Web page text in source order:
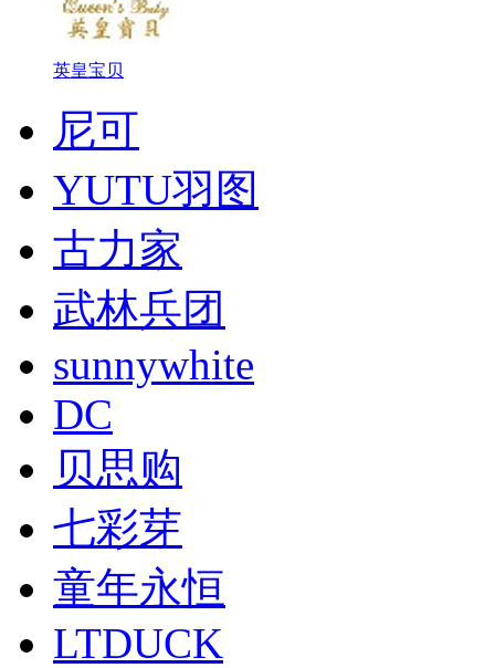
英皇宝贝
尼可
YUTU羽图
古力家
武林兵团
sunnywhite
DC
贝思购
七彩芽
童年永恒
LTDUCK